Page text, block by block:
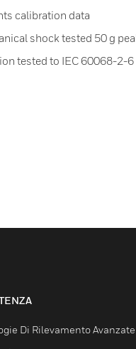
calibration data
shock tested 50 g
tested to IEC 60068-2-6
Di Rilevamento Avanzate